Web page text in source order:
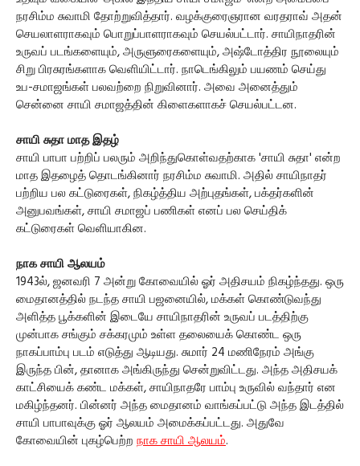
நரசிம்ம சுவாமி தோற்றுவித்தார். வழக்குரைஞரான வரதராவ் அதன்
செயலாளராகவும் பொறுப்பாளராகவும் செயல்பட்டார். சாயிநாதரின்
உருவப் படங்களையும், அருளுரைகளையும், அஷ்டோத்திர நூலையும்
சிறு பிரசுரங்களாக வெளியிட்டார். நாடெங்கிலும் பயணம் செய்து
உப-சமாஜங்கள் பலவற்றை நிறுவினார். அவை அனைத்தும்
சென்னை சாயி சமாஜத்தின் கிளைகளாகச் செயல்பட்டன.
சாயி சுதா மாத இதழ்
சாயி பாபா பற்றிப் பலரும் அறிந்துகொள்வதற்காக 'சாயி சுதா' என்ற
மாத இதழைத் தொடங்கினார் நரசிம்ம சுவாமி. அதில் சாயிநாதர்
பற்றிய பல கட்டுரைகள், நிகழ்த்திய அற்புதங்கள், பக்தர்களின்
அனுபவங்கள், சாயி சமாஜப் பணிகள் எனப் பல செய்திக்
கட்டுரைகள் வெளியாகின.
நாக சாயி ஆலயம்
1943ல், ஜனவரி 7 அன்று கோவையில் ஓர் அதிசயம் நிகழ்ந்தது. ஒரு
மைதானத்தில் நடந்த சாயி பஜனையில், மக்கள் கொண்டுவந்து
அளித்த பூக்களின் இடையே சாயிநாதரின் உருவப் படத்திற்கு
முன்பாக சங்கும் சக்கரமும் உள்ள தலையைக் கொண்ட ஒரு
நாகப்பாம்பு படம் எடுத்து ஆடியது. சுமார் 24 மணிநேரம் அங்கு
இருந்த பின், தானாக அங்கிருந்து சென்றுவிட்டது. அந்த அதிசயக்
காட்சியைக் கண்ட மக்கள், சாயிநாதரே பாம்பு உருவில் வந்தார் என
மகிழ்ந்தனர். பின்னர் அந்த மைதானம் வாங்கப்பட்டு அந்த இடத்தில்
சாயி பாபாவுக்கு ஓர் ஆலயம் அமைக்கப்பட்டது. அதுவே
கோவையின் புகழ்பெற்ற நாக சாயி ஆலயம்.